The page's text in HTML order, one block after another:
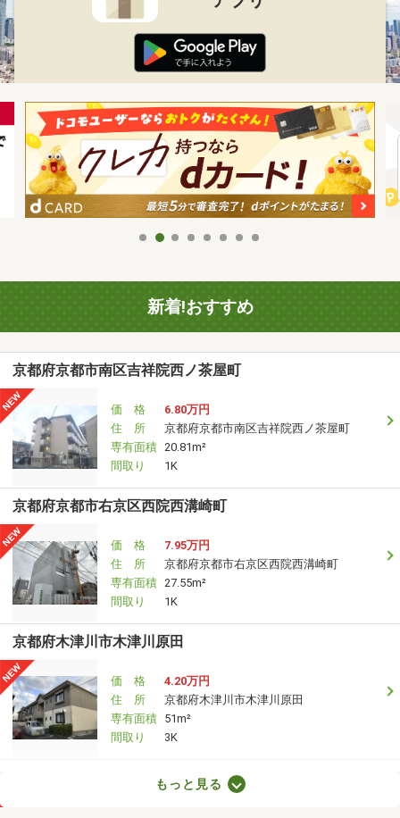
新着!おすすめ
京都府京都市南区吉祥院西ノ茶屋町
価 格
6.80万円
住 所
京都府京都市南区吉祥院西ノ茶屋町
専有面積 20.81m²
間取り
1K
京都府京都市右京区西院西溝崎町
価 格
7.95万円
住 所
京都府京都市右京区西院西溝崎町
専有面積 27.55m²
間取り
1K
京都府木津川市木津川原田
価 格
4.20万円
住 所
京都府木津川市木津川原田
専有面積 51m²
間取り
3K
京都府京都市南区東九条西山町
もっと見る